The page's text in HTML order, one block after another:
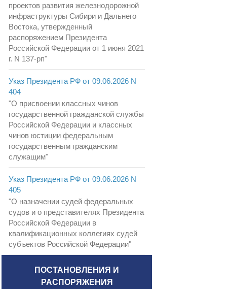
проектов развития железнодорожной
инфраструктуры Сибири и Дальнего
Востока, утвержденный
распоряжением Президента
Российской Федерации от 1 июня 2021
г. N 137-рп"
Указ Президента РФ от 09.06.2026 N
404
"О присвоении классных чинов
государственной гражданской службы
Российской Федерации и классных
чинов юстиции федеральным
государственным гражданским
служащим"
Указ Президента РФ от 09.06.2026 N
405
"О назначении судей федеральных
судов и о представителях Президента
Российской Федерации в
квалификационных коллегиях судей
субъектов Российской Федерации"
ПОСТАНОВЛЕНИЯ И
РАСПОРЯЖЕНИЯ